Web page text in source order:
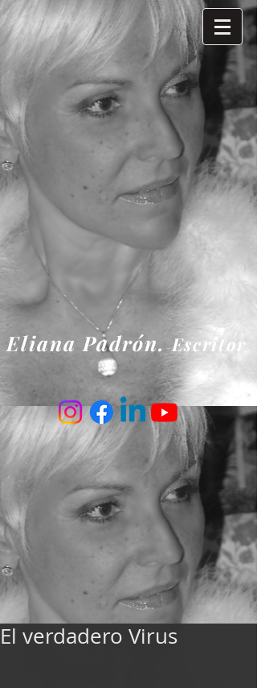
Eliana Padrón.Escritor
El verdadero Virus